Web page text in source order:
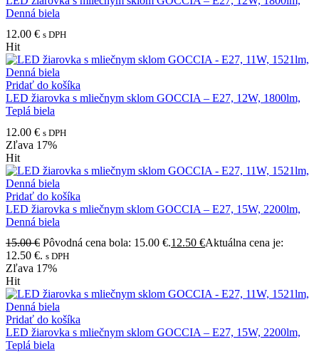
Denná biela
12.00 € s DPH
Hit
Pridať do košíka
LED žiarovka s mliečnym sklom GOCCIA – E27, 12W, 1800lm,
Teplá biela
12.00 € s DPH
Zľava 17%
Hit
Pridať do košíka
LED žiarovka s mliečnym sklom GOCCIA – E27, 15W, 2200lm,
Denná biela
15.00€ Pôvodná cena bola: 15.00 €.12.50 €Aktuálna cena je:
12.50 €. s DPH
Zľava 17%
Hit
Pridať do košíka
LED žiarovka s mliečnym sklom GOCCIA – E27, 15W, 2200lm,
Teplá biela